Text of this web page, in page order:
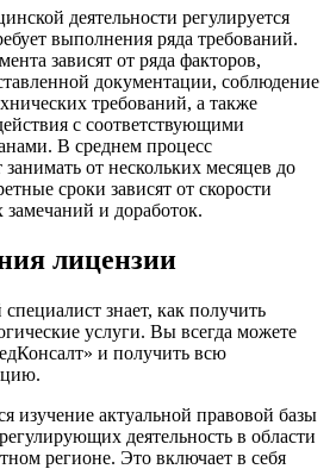
деятельности регулируется
выполнения ряда требований.
зависят от ряда факторов,
документации, соблюдение
требований, а также
с соответствующими
В среднем процесс
от нескольких месяцев до
сроки зависят от скорости
и доработок.
лицензии
знает, как получить
услуги. Вы всегда можете
и получить всю
изучение актуальной правовой базы
деятельность в области
регионе. Это включает в себя